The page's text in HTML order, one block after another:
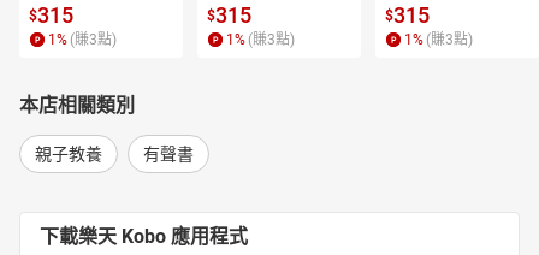
$315
1 % (賺3點)
$315
1 % (賺3點)
$315
1 % (賺3點)
本店相關類別
親子教養 有聲書
下載樂天 Kobo 應用程式